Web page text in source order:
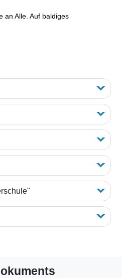
an Alle. Auf baldiges